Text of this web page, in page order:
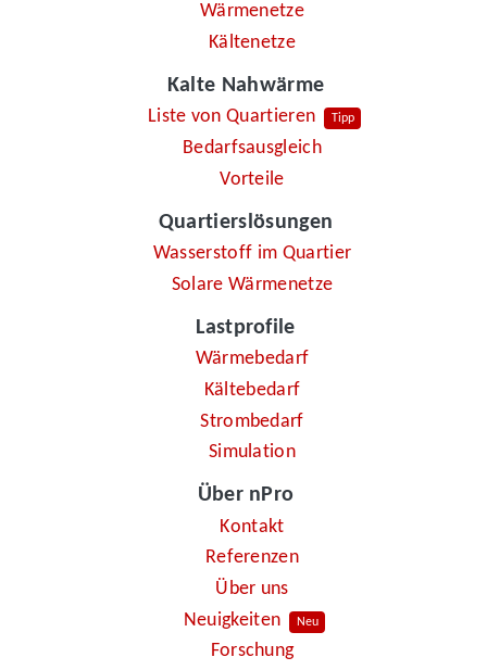
Wärmenetze
Kältenetze
Kalte Nahwärme
Liste von Quartieren Tipp
Bedarfsausgleich
Vorteile
Quartierslösungen
Wasserstoff im Quartier
Solare Wärmenetze
Lastprofile
Wärmebedarf
Kältebedarf
Strombedarf
Simulation
Über nPro
Kontakt
Referenzen
Über uns
Neuigkeiten
Neu
Forschung